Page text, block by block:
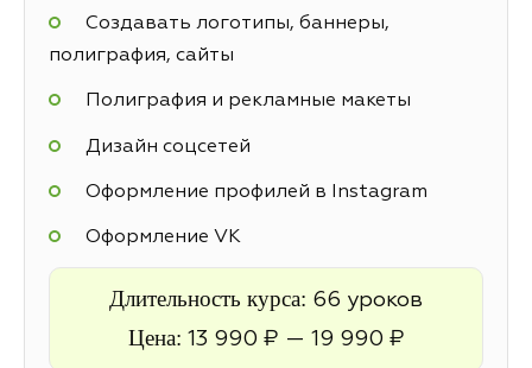
Создавать логотипы, баннеры,
полиграфия, сайты
Полиграфия и рекламные макеты
Дизайн соцсетей
Оформление профилей в Instagram
Оформление VK
Длительность курса: 66 уроков
Цена: 13 990 ₽ — 19 990 ₽